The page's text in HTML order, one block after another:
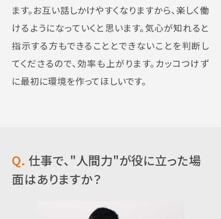
ます。お互い話しかけやすくなりますから、楽しく働
けるようになっていくと思います。気心が知れると
指示する方もできることとできないことを判断し
てくださるので、効率も上がります。カッコつけず
に最初に環境を作ってほしいです。
Q. 仕事で、"人間力"が役に立った場
面はありますか？